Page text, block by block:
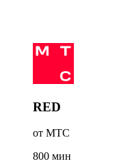
RED
от МТС
800 мин